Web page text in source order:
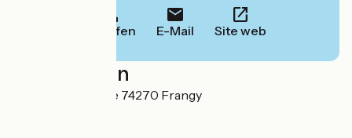
Anrufen E-Mail Site web
Localisation
35 place de l'église 74270 Frangy